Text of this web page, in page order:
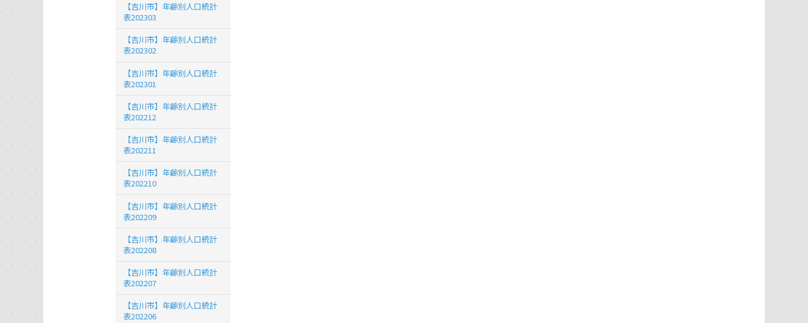
【吉川市】年齢別人口統計
表202303
【吉川市】年齢別人口統計
表202302
【吉川市】年齢別人口統計
表202301
【吉川市】年齢別人口統計
表202212
【吉川市】年齢別人口統計
表202211
【吉川市】年齢別人口統計
表202210
【吉川市】年齢別人口統計
表202209
【吉川市】年齢別人口統計
表202208
【吉川市】年齢別人口統計
表202207
【吉川市】年齢別人口統計
表202206